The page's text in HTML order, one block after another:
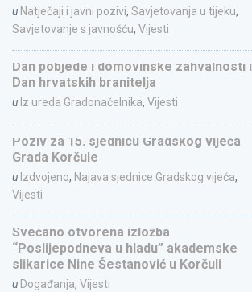
u Natječaji i javni pozivi, Savjetovanja u tijeku,
Savjetovanje s javnošću, Vijesti
Dan pobjede i domovinske zahvalnosti i
Dan hrvatskih branitelja
u Iz ureda Gradonačelnika, Vijesti
Poziv za 15. sjednicu Gradskog vijeća
Grada Korčule
u Izdvojeno, Najava sjednice Gradskog vijeća,
Vijesti
Svečano otvorena izložba
“Poslijepodneva u hladu” akademske
slikarice Nine Šestanović u Korčuli
u Događanja, Vijesti